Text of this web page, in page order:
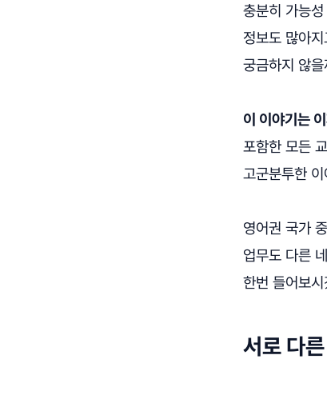
충분히 가능
정보도 많아
궁금하지 않
이 이야기는
포함한 모든
고군분투한
영어권 국가
업무도 다른
한번 들어보
서로 다